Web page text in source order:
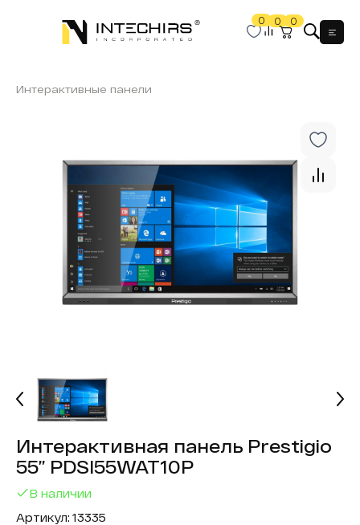
0 0 0
Интерактивные панели
Интерактивная панель Prestigio
55” PDSI55WAT10P
В наличии
Артикул: 13335